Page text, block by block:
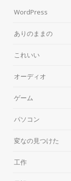
WordPress
ありのままの
これいい
オーディオ
ゲーム
パソコン
変なの見つけた
工作